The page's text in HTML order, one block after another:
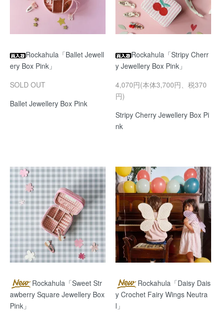
Rockahula「Ballet Jewell
ery Box Pink」
SOLD OUT
Ballet Jewellery Box Pink
Rockahula「Stripy Cherr
y Jewellery Box Pink」
4,070円(本体3,700円、税370
円)
Stripy Cherry Jewellery Box Pi
nk
Rockahula「Sweet Str
awberry Square Jewellery Box
Pink」
Rockahula「Daisy Dais
y Crochet Fairy Wings Neutra
l」